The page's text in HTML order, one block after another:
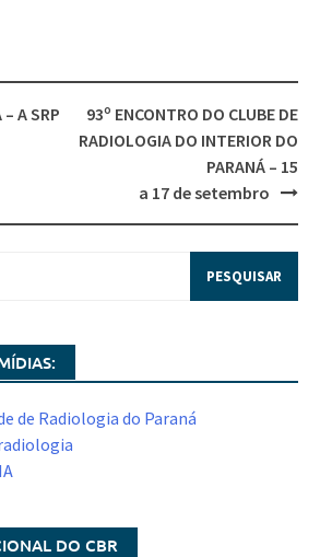
A SRP
93º ENCONTRO DO CLUBE DE
RADIOLOGIA DO INTERIOR DO
PARANÁ – 15
a 17 de setembro
de Radiologia do Paraná
DO CBR